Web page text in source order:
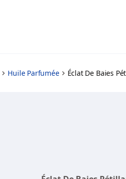
Huile Parfumée Éclat De Baies